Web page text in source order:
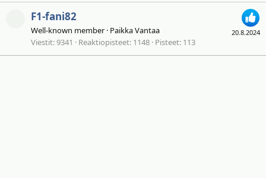
20.8.2024
F1-fani82
Well-known member · PaikkaVantaa
Viestit 9341 Reaktiopisteet 1148 Pisteet 113